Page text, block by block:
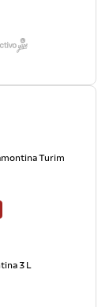
Turim
3 L